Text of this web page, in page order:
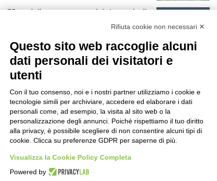
75 anni di INFN. La comunità, la storia, il
6 ore fa
Milano Aiuta Estate, 1600 prestazioni di
assistenza attivate
8 ore fa
Il potenziale invisibile: come la
curiosità guida l’evoluzione umana
15 ore fa
Milano tra tradizione e mutamento: il
battito sottile di una metropoli in
21 ore fa
Rifiuta cookie non necessari ✕
Questo sito web raccoglie alcuni
dati personali dei visitatori e
utenti
Con il tuo consenso, noi e i nostri partner utilizziamo i cookie e
tecnologie simili per archiviare, accedere ed elaborare i dati
personali come, ad esempio, la visita al sito web o la
personalizzazione degli annunci. Poiché rispettiamo il tuo diritto
alla privacy, è possibile scegliere di non consentire alcuni tipi di
cookie. Clicca su preferenze GDPR per saperne di più.
Visualizza la Cookie Policy Completa
Powered by